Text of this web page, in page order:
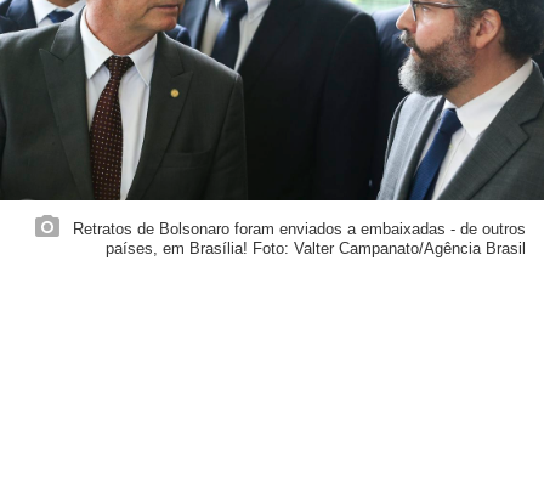
Retratos de Bolsonaro foram enviados a embaixadas - de outros
países, em Brasília! Foto: Valter Campanato/Agência Brasil